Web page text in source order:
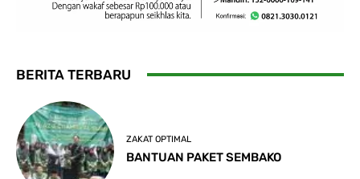
BERITA TERBARU
ZAKAT OPTIMAL
BANTUAN PAKET SEMBAKO